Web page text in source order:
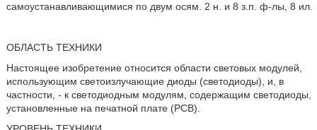
самоустанавливающимися по двум осям. 2 н. и 8 з.п. ф-лы, 8 ил.
ОБЛАСТЬ ТЕХНИКИ
Настоящее изобретение относится области световых модулей,
использующим светоизлучающие диоды (светодиоды), и, в
частности, - к светодиодным модулям, содержащим светодиоды,
установленные на печатной плате (PCB).